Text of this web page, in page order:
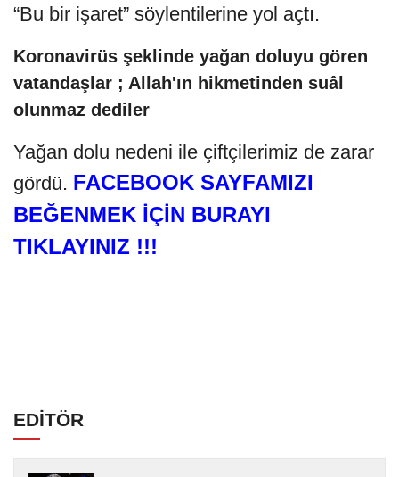
“Bu bir işaret” söylentilerine yol açtı.
Koronavirüs şeklinde yağan doluyu gören
vatandaşlar ; Allah'ın hikmetinden suâl
olunmaz dediler
Yağan dolu nedeni ile çiftçilerimiz de zarar
gördü. FACEBOOK SAYFAMIZI
BEĞENMEK İÇİN BURAYI
TIKLAYINIZ !!!
EDİTÖR